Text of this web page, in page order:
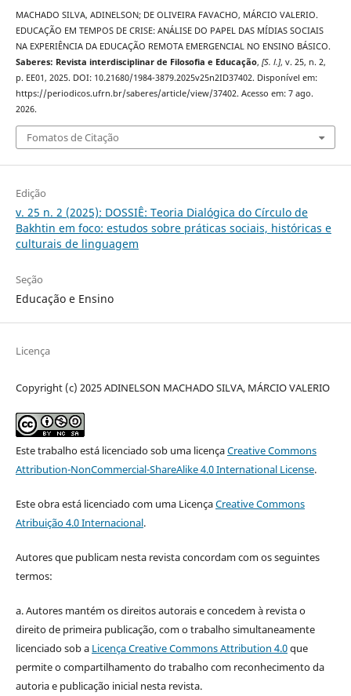
MACHADO SILVA, ADINELSON; DE OLIVEIRA FAVACHO, MÁRCIO VALERIO.
EDUCAÇÃO EM TEMPOS DE CRISE: ANÁLISE DO PAPEL DAS MÍDIAS SOCIAIS
NA EXPERIÊNCIA DA EDUCAÇÃO REMOTA EMERGENCIAL NO ENSINO BÁSICO.
Saberes: Revista interdisciplinar de Filosofia e Educação, [S. l.], v. 25, n. 2,
p. EE01, 2025. DOI: 10.21680/1984-3879.2025v25n2ID37402. Disponível em:
https://periodicos.ufrn.br/saberes/article/view/37402. Acesso em: 7 ago.
2026.
Fomatos de Citação
Edição
v. 25 n. 2 (2025): DOSSIÊ: Teoria Dialógica do Círculo de
Bakhtin em foco: estudos sobre práticas sociais, históricas e
culturais de linguagem
Seção
Educação e Ensino
Licença
Copyright (c) 2025 ADINELSON MACHADO SILVA, MÁRCIO VALERIO
Este trabalho está licenciado sob uma licençaCreative Commons
Attribution-NonCommercial-ShareAlike 4.0 International License.
Este obra está licenciado com uma LicençaCreative Commons
Atribuição 4.0 Internacional.
Autores que publicam nesta revista concordam com os seguintes
termos:
a. Autores mantém os direitos autorais e concedem à revista o
direito de primeira publicação, com o trabalho simultaneamente
licenciado sob a Licença Creative Commons Attribution 4.0que
permite o compartilhamento do trabalho com reconhecimento da
autoria e publicação inicial nesta revista.